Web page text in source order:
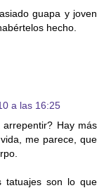
guapa y joven
hecho.
a las 16:25
Hay más
me parece, que
tatuajes son lo que